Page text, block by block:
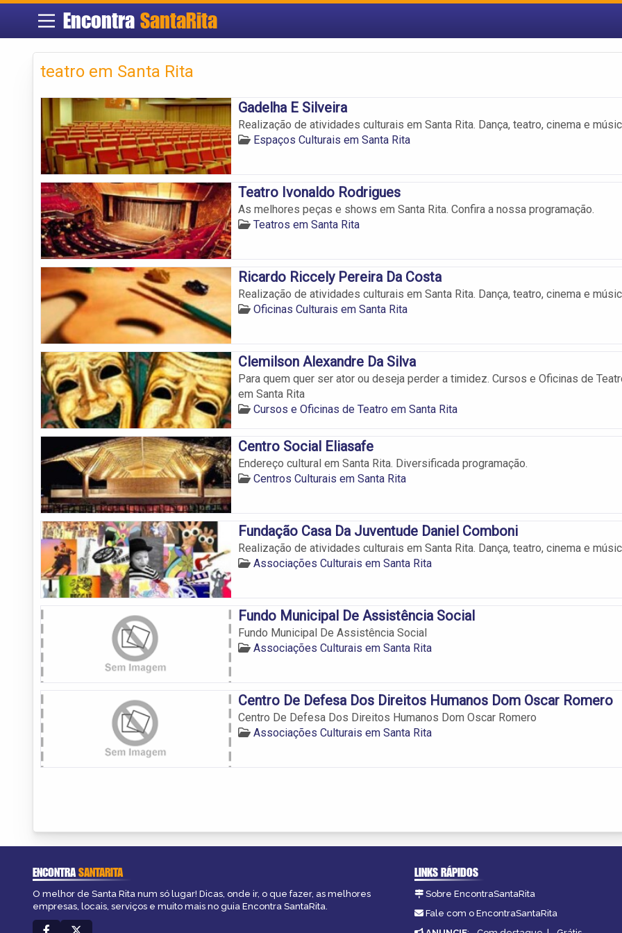
Encontra SantaRita
teatro em Santa Rita
Gadelha E Silveira
Realização de atividades culturais em Santa Rita. Dança, teatro, cinema e
Espaços Culturais em Santa Rita
Teatro Ivonaldo Rodrigues
As melhores peças e shows em Santa Rita. Confira a nossa programação.
Teatros em Santa Rita
Ricardo Riccely Pereira Da Costa
Realização de atividades culturais em Santa Rita. Dança, teatro, cinema e
Oficinas Culturais em Santa Rita
Clemilson Alexandre Da Silva
Para quem quer ser ator ou deseja perder a timidez. Cursos e Oficinas de
em Santa Rita
Cursos e Oficinas de Teatro em Santa Rita
Centro Social Eliasafe
Endereço cultural em Santa Rita. Diversificada programação.
Centros Culturais em Santa Rita
Fundação Casa Da Juventude Daniel Comboni
Realização de atividades culturais em Santa Rita. Dança, teatro, cinema e
Associações Culturais em Santa Rita
Fundo Municipal De Assistência Social
Fundo Municipal De Assistência Social
Associações Culturais em Santa Rita
Centro De Defesa Dos Direitos Humanos Dom Oscar Romero
Centro De Defesa Dos Direitos Humanos Dom Oscar Romero
Associações Culturais em Santa Rita
ENCONTRASANTARITA
O melhor de Santa Rita num só lugar! Dicas, onde ir, o que fazer, as melhores
empresas, locais, serviços e muito mais no guia Encontra SantaRita.
LINKS RÁPIDOS
Sobre EncontraSantaRita
Fale com o EncontraSantaRita